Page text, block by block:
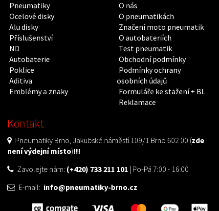
Pneumatiky
Ocelové disky
Alu disky
Příslušenství
ND
Autobaterie
Poklice
Aditiva
Emblémy a znaky
O nás
O pneumatikách
Značení moto pneumatik
O autobateriích
Test pneumatik
Obchodní podmínky
Podmínky ochrany
osobních údajů
Formuláře ke stažení + BL
Reklamace
Kontakt
Pneumatiky Brno, Jakubské náměstí 109/1 Brno 602 00 (zde
není výdejní místo)!!!
Zavolejte nám: (+420) 733 211 101 | Po-Pá 7:00 - 16:00
E-mail: info@pneumatiky-brno.cz